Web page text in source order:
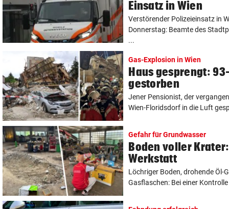
Einsatz in Wien
Verstörender Polizeieinsatz in
Donnerstag: Beamte des
...
Gas-Explosion in Wien
Haus gesprengt:
gestorben
Jener Pensionist, der
Wien-Floridsdorf in die Luft
Gefahr für Grundwasser
Boden voller
Werkstatt
Löchriger Boden, drohende Öl-
Gasflaschen: Bei einer Kontrolle